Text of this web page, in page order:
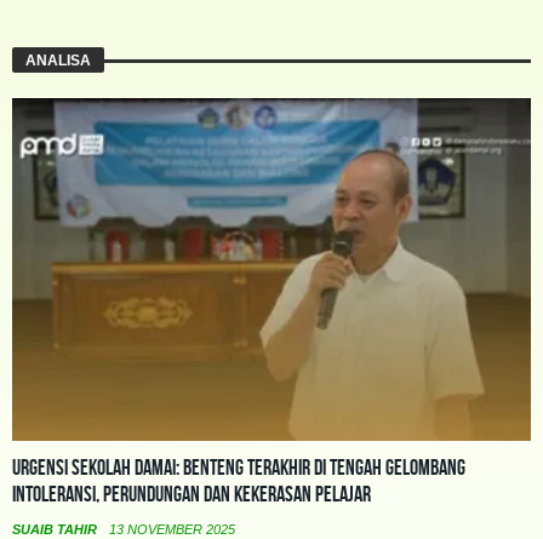
ANALISA
Urgensi Sekolah Damai: Benteng Terakhir di Tengah Gelombang
Intoleransi, Perundungan dan Kekerasan Pelajar
SUAIB TAHIR 13 NOVEMBER 2025